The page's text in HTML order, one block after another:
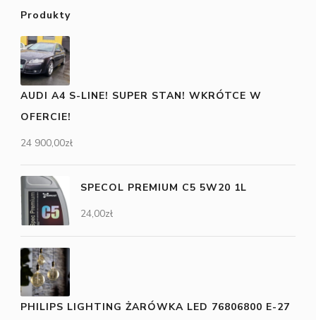
Produkty
AUDI A4 S-LINE! SUPER STAN! WKRÓTCE W
OFERCIE!
24 900,00zł
SPECOL PREMIUM C5 5W20 1L
24,00zł
PHILIPS LIGHTING ŻARÓWKA LED 76806800 E-27